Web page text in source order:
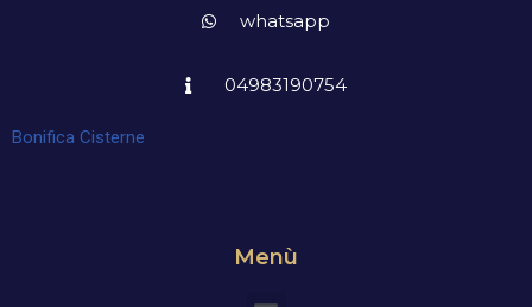
whatsapp
04983190754
Bonifica Cisterne
Menù